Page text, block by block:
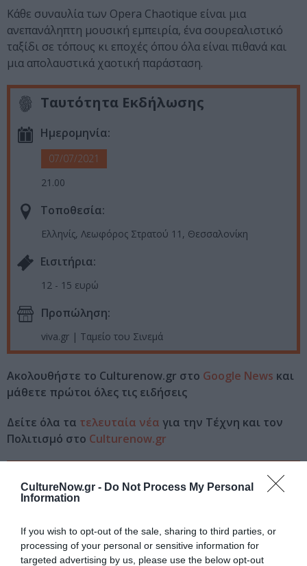
CultureNow.gr - Do Not Process My Personal
Information
If you wish to opt-out of the sale, sharing to third parties, or
processing of your personal or sensitive information for
targeted advertising by us, please use the below opt-out
Κάθε συναυλία των Opera Chaotique είναι μια
ανεπανάληπτη μουσική εμπειρία, ένα σουρεαλιστικό
ταξίδι σε τόπους κι εποχές όπου όλα είναι πιθανά και
μια απολαυστικά χαοτική παράσταση.
Ταυτότητα Εκδήλωσης
Ημερομηνία:
07/07/2021
21.00
Τοποθεσία:
Ελληνίς, Λεωφόρος Στρατού 11, Θεσσαλονίκη
Eισιτήρια:
12 - 15 ευρώ
Προπώληση:
viva.gr | Ταμείο του Σινεμά
Ακολουθήστε το Culturenow.gr στο Google News και
μάθετε πρώτοι όλες τις ειδήσεις
Δείτε όλα τα τελευταία νέα για την Τέχνη και τον
Πολιτισμό στο Culturenow.gr
JAZZ - BLUES - ETHNIC
OPERA CHAOTIQUE
POP - ROCK - ALTERNATIVE
ΚΑΛΟΚΑΙΡΙΝΕΣ ΣΥΝΑΥΛΙΕΣ